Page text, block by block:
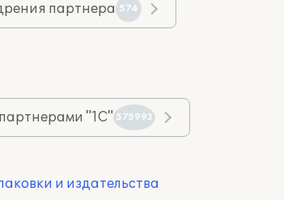
партнера 574
"1С" 575993
и издательства